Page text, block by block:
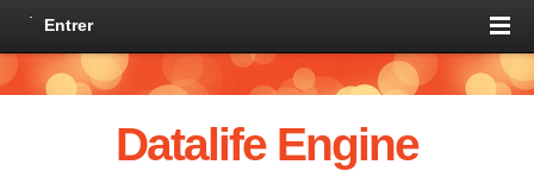
Entrer
Datalife Engine